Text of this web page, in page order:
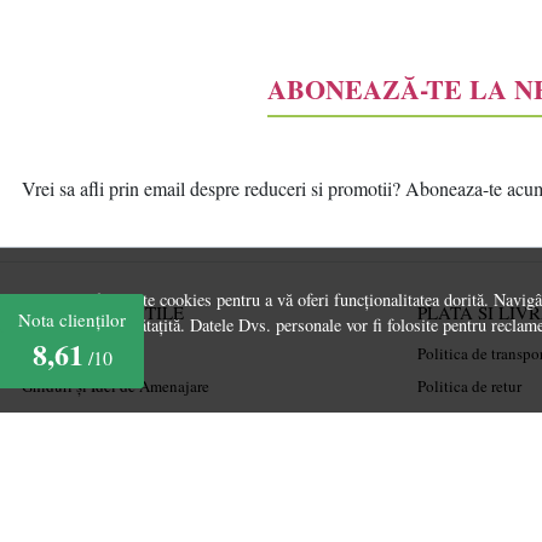
Acest site folosește cookies pentru a vă oferi funcționalitatea dorită.
experiență îmbunătațită. Datele Dvs. personale vor fi folosite pentru
ABONEAZĂ-TE LA
Vrei sa afli prin email despre reduceri si promotii? Aboneaza-te
INFORMATII UTILE
Despre noi
Ghiduri și Idei de Amenajare
Termeni și condiții
PLATA SI
Politica de
Politica de retur
Cum cumpăr
Nota clienților
8,61 /10